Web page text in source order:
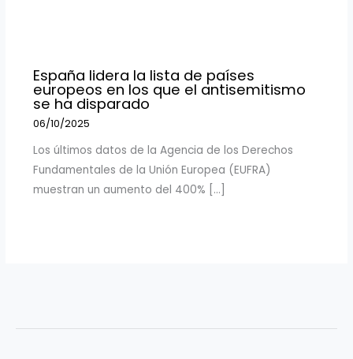
España lidera la lista de países
europeos en los que el antisemitismo
se ha disparado
06/10/2025
Los últimos datos de la Agencia de los Derechos
Fundamentales de la Unión Europea (EUFRA)
muestran un aumento del 400% […]